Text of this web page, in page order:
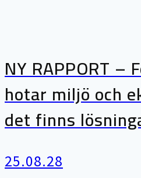
NY RAPPORT –
hotar miljö och
det finns
25.08.28